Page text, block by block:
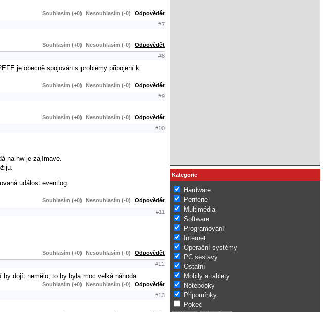
Souhlasím (+0) Nesouhlasím (-0) Odpovědět
#7
Souhlasím (+0) Nesouhlasím (-0) Odpovědět
#8
je obecně spojován s problémy připojení k
Souhlasím (+0) Nesouhlasím (-0) Odpovědět
#9
Souhlasím (+0) Nesouhlasím (-0) Odpovědět
#10
na hw je zajímavé.
událost eventlog.
Souhlasím (+0) Nesouhlasím (-0) Odpovědět
#11
Souhlasím (+0) Nesouhlasím (-0) Odpovědět
#12
dojít nemělo, to by byla moc velká náhoda.
Souhlasím (+0) Nesouhlasím (-0) Odpovědět
#13
Kategorie
Hardware
Periferie
Multimédia
Software
Programování
Internet
Operační systémy
PC sestavy
Ostatní
Mobily a tablety
Notebooky
Připomínky
Pokec